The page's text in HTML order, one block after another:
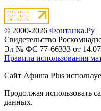
© 2000-2026 Фонтанка.Ру
Свидетельство
Эл № ФС 77-66333 от
Правила использования
Сайт Афиша Plus
Продолжая использовать
данных.